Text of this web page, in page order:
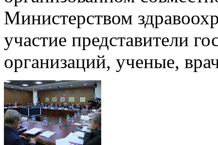
Министерством
участие представители
организаций, ученые,